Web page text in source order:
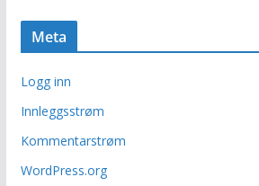
r
i
Meta
Logg inn
Innleggsstrøm
Kommentarstrøm
WordPress.org